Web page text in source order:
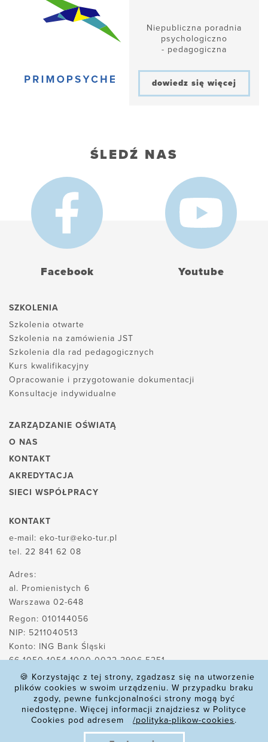
Niepubliczna poradnia
psychologiczno
- pedagogiczna
dowiedz się więcej
ŚLEDŹ NAS
Facebook Youtube
SZKOLENIA
Szkolenia otwarte
Szkolenia na zamówienia JST
Szkolenia dla rad pedagogicznych
Kurs kwalifikacyjny
Opracowanie i przygotowanie dokumentacji
Konsultacje indywidualne
ZARZĄDZANIE OŚWIATĄ
O NAS
KONTAKT
AKREDYTACJA
SIECI WSPÓŁPRACY
KONTAKT
e-mail: eko-tur@eko-tur.pl
tel. 22 841 62 08
Adres:
al. Promienistych 6
Warszawa 02-648
Regon: 010144056
NIP: 5211040513
Konto: ING Bank Śląski
66 1050 1054 1000 0022 2906 5251
POLITYKA PLIKÓW COOKIES
POLITYKA PRYWATNOŚCI
🍪 Korzystając z tej strony, zgadzasz się na utworzenie
plików cookies w swoim urządzeniu. W przypadku braku
zgody, pewne funkcjonalności strony mogą być
niedostępne. Więcej informacji znajdziesz w Polityce
Cookies pod adresem
/polityka-plikow-cookies.